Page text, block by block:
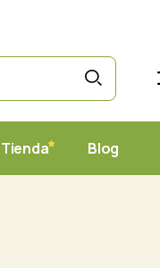
Tienda Blog